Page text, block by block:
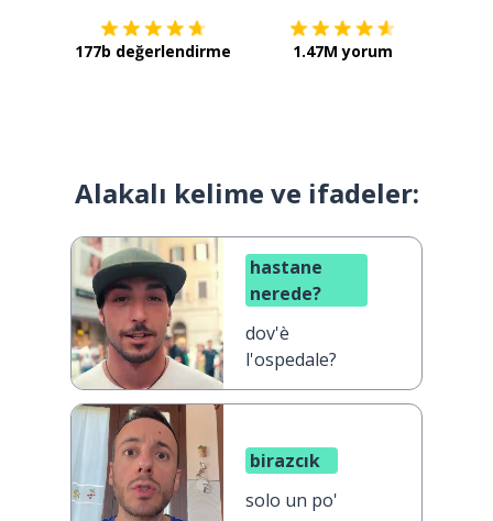
177b değerlendirme 1.47M yorum
Alakalı kelime ve ifadeler:
hastane
nerede?
dov'è
l'ospedale?
birazcık
solo un po'